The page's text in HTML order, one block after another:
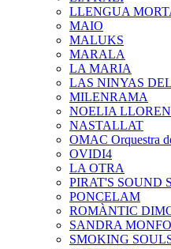
LLENGUA
MAIO
MALUKS
MARALA
LA MARIA
LAS NINYAS
MILENRAMA
NOELIA
NASTALLAT
OMAC Orquestra
OVIDI4
LA OTRA
PIRAT'S SOUND
PONCELAM
ROMÀNTIC
SANDRA
SMOKING